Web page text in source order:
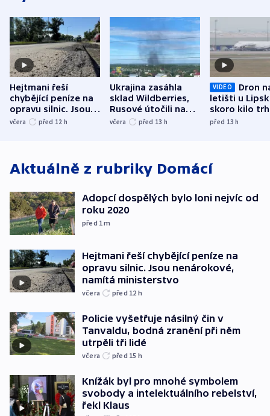
Hejtmani řeší
chybějící peníze na
opravu silnic. Jsou
nenárokové, namítá
včera před 12 h
Ukrajina zasáhla
sklad Wildberries,
Rusové útočili na
trh, hasiče či
včera před 13 h
VIDEO
Dron
letišti u
skoro kilo
indicie
před 13h
Aktuálně z rubriky Domácí
Adopcí dospělých bylo loni nejvíc od
roku 2020
před 1m
Hejtmani řeší chybějící peníze na
opravu silnic. Jsou nenárokové,
namítá ministerstvo
včera před 12 h
Policie vyšetřuje násilný čin v
Tanvaldu, bodná zranění při něm
utrpěli tři lidé
včera před 15 h
Knížák byl pro mnohé symbolem
svobody a intelektuálního rebelství,
řekl Klaus